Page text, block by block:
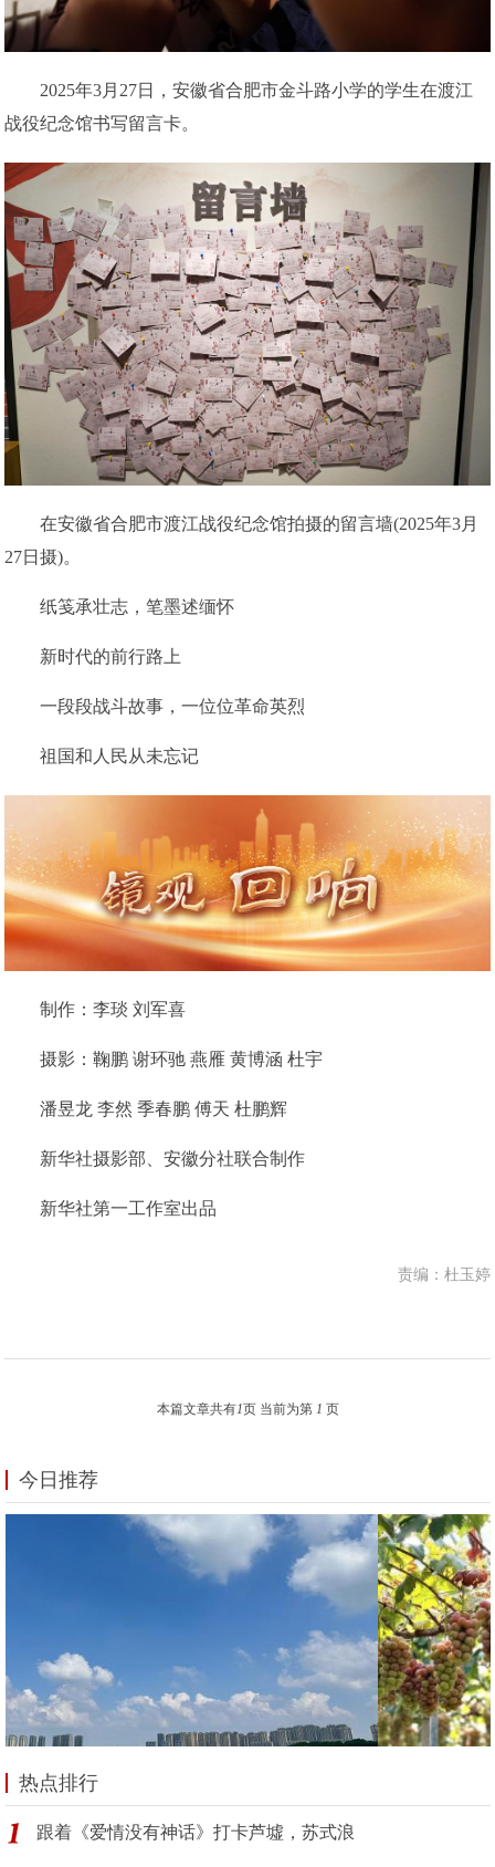
2025年3月27日，安徽省合肥市金斗路小学的学生在渡江
战役纪念馆书写留言卡。
在安徽省合肥市渡江战役纪念馆拍摄的留言墙(2025年3月
27日摄)。
纸笺承壮志，笔墨述缅怀
新时代的前行路上
一段段战斗故事，一位位革命英烈
祖国和人民从未忘记
制作：李琰 刘军喜
摄影：鞠鹏 谢环驰 燕雁 黄博涵 杜宇
潘昱龙 李然 季春鹏 傅天 杜鹏辉
新华社摄影部、安徽分社联合制作
新华社第一工作室出品
责编：杜玉婷
本篇文章共有1页 当前为第 1 页
今日推荐
热点排行
跟着《爱情没有神话》打卡芦墟，苏式浪